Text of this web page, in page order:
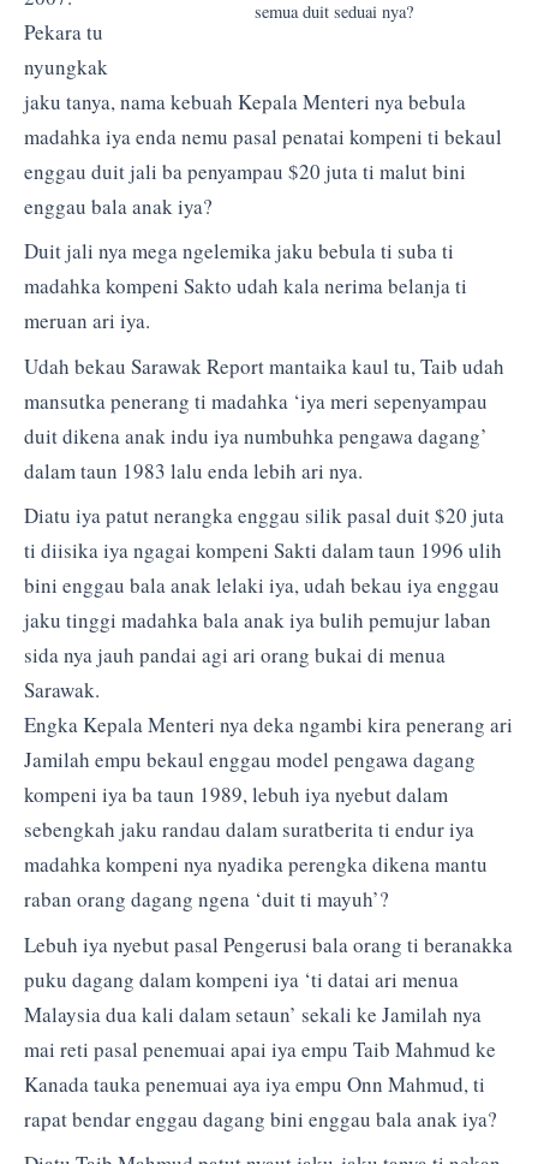
semua duit seduai nya?
Pekara tu
nyungkak
jaku tanya, nama kebuah Kepala Menteri nya bebula
madahka iya enda nemu pasal penatai kompeni ti bekaul
enggau duit jali ba penyampau $20 juta ti malut bini
enggau bala anak iya?
Duit jali nya mega ngelemika jaku bebula ti suba ti
madahka kompeni Sakto udah kala nerima belanja ti
meruan ari iya.
Udah bekau Sarawak Report mantaika kaul tu, Taib udah
mansutka penerang ti madahka ‘iya meri sepenyampau
duit dikena anak indu iya numbuhka pengawa dagang’
dalam taun 1983 lalu enda lebih ari nya.
Diatu iya patut nerangka enggau silik pasal duit $20 juta
ti diisika iya ngagai kompeni Sakti dalam taun 1996 ulih
bini enggau bala anak lelaki iya, udah bekau iya enggau
jaku tinggi madahka bala anak iya bulih pemujur laban
sida nya jauh pandai agi ari orang bukai di menua
Sarawak.
Engka Kepala Menteri nya deka ngambi kira penerang ari
Jamilah empu bekaul enggau model pengawa dagang
kompeni iya ba taun 1989, lebuh iya nyebut dalam
sebengkah jaku randau dalam suratberita ti endur iya
madahka kompeni nya nyadika perengka dikena mantu
raban orang dagang ngena ‘duit ti mayuh’?
Lebuh iya nyebut pasal Pengerusi bala orang ti beranakka
puku dagang dalam kompeni iya ‘ti datai ari menua
Malaysia dua kali dalam setaun’ sekali ke Jamilah nya
mai reti pasal penemuai apai iya empu Taib Mahmud ke
Kanada tauka penemuai aya iya empu Onn Mahmud, ti
rapat bendar enggau dagang bini enggau bala anak iya?